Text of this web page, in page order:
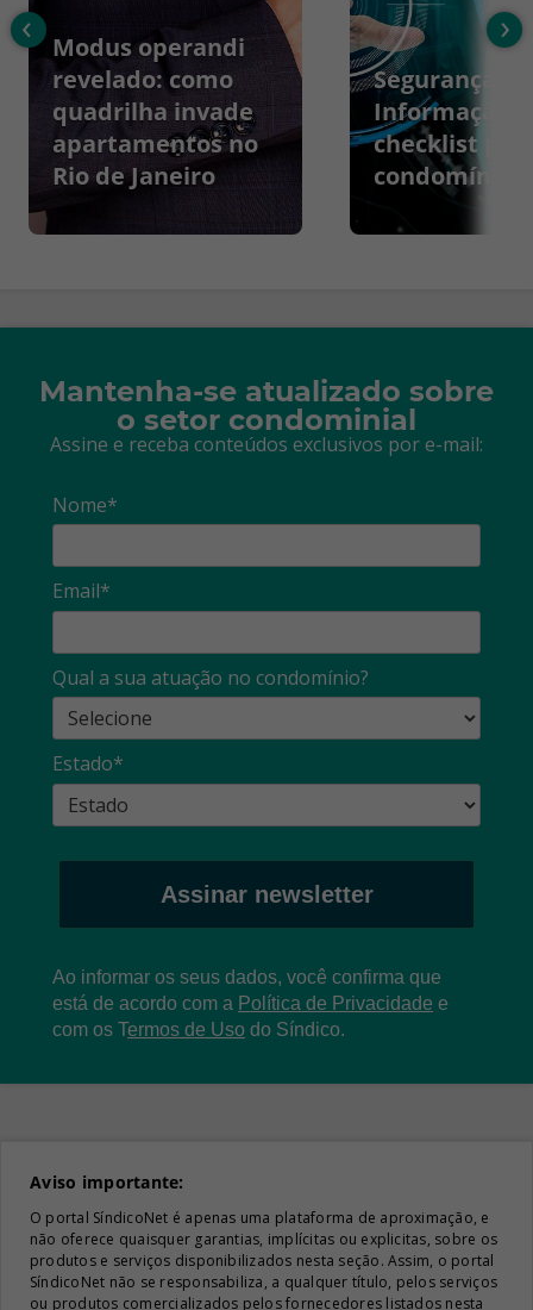
Modus operandi
revelado: como
quadrilha invade
apartamentos no
Rio de Janeiro
Segurança da
Informação:
checklist
condomínios
‹ ›
Mantenha-se atualizado sobre
o setor condominial
Assine e receba conteúdos exclusivos por e-mail:
Nome*
Email*
Qual a sua atuação no condomínio?
Estado*
Assinar newsletter
Ao informar os seus dados, você confirma que
está de acordo com a Política de Privacidade e
com os Termos de Uso do Síndico.
Aviso importante:
O portal SíndicoNet é apenas uma plataforma de aproximação, e
não oferece quaisquer garantias, implícitas ou explicitas, sobre os
produtos e serviços disponibilizados nesta seção. Assim, o portal
SíndicoNet não se responsabiliza, a qualquer título, pelos serviços
ou produtos comercializados pelos fornecedores listados nesta